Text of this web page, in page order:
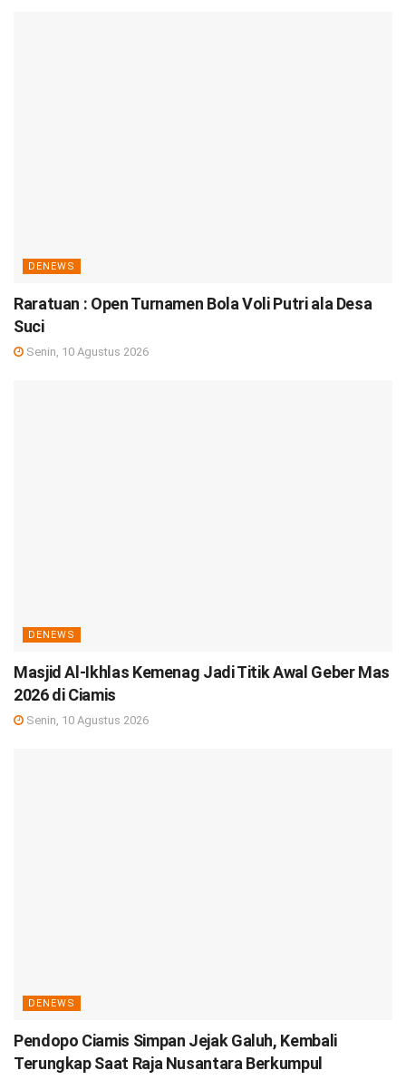
DENEWS
Raratuan : Open Turnamen Bola Voli Putri ala Desa
Suci
Senin, 10 Agustus 2026
DENEWS
Masjid Al-Ikhlas Kemenag Jadi Titik Awal Geber Mas
2026 di Ciamis
Senin, 10 Agustus 2026
DENEWS
Pendopo Ciamis Simpan Jejak Galuh, Kembali
Terungkap Saat Raja Nusantara Berkumpul